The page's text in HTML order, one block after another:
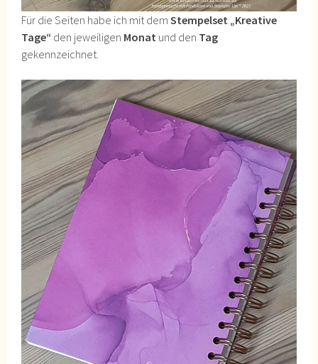
Für die Seiten habe ich mit demStempelset „Kreative
Tage“ den jeweiligen Monat und den Tag
gekennzeichnet.